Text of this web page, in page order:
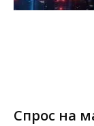
Спрос на